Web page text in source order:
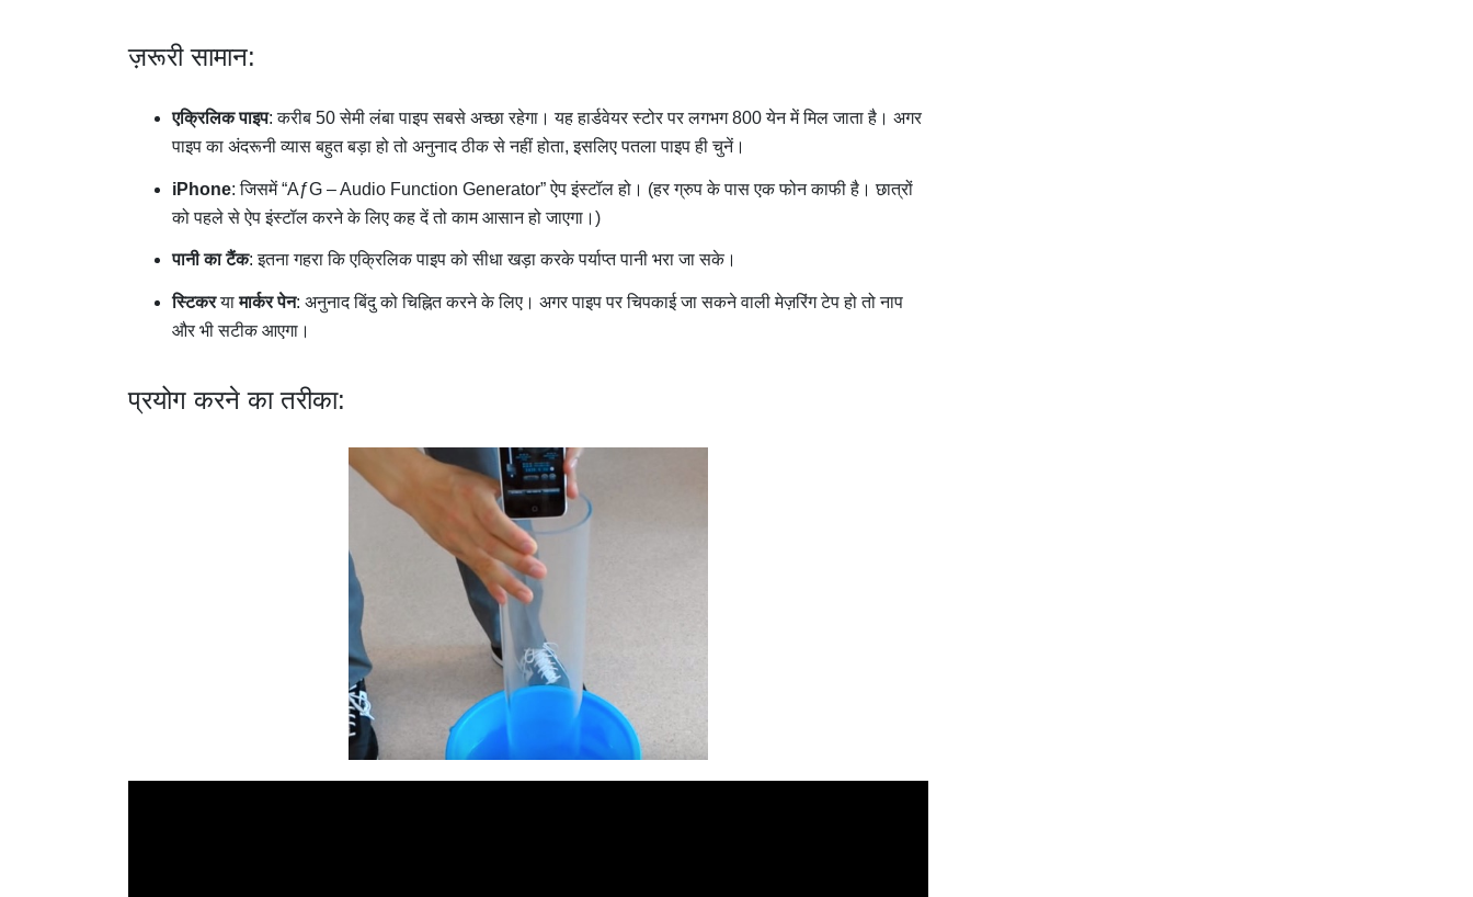
ज़रूरी सामान:
एक्रिलिक पाइप: करीब 50 सेमी लंबा पाइप सबसे अच्छा रहेगा। यह हार्डवेयर स्टोर पर लगभग 800 येन में मिल जाता है। अगर
पाइप का अंदरूनी व्यास बहुत बड़ा हो तो अनुनाद ठीक से नहीं होता, इसलिए पतला पाइप ही चुनें।
iPhone: जिसमें “AƒG – Audio Function Generator” ऐप इंस्टॉल हो। (हर ग्रुप के पास एक फोन काफी है। छात्रों
को पहले से ऐप इंस्टॉल करने के लिए कह दें तो काम आसान हो जाएगा।)
पानी का टैंक: इतना गहरा कि एक्रिलिक पाइप को सीधा खड़ा करके पर्याप्त पानी भरा जा सके।
स्टिकरयामार्कर पेन: अनुनाद बिंदु को चिह्नित करने के लिए। अगर पाइप पर चिपकाई जा सकने वाली मेज़रिंग टेप हो तो नाप
और भी सटीक आएगा।
प्रयोग करने का तरीका: